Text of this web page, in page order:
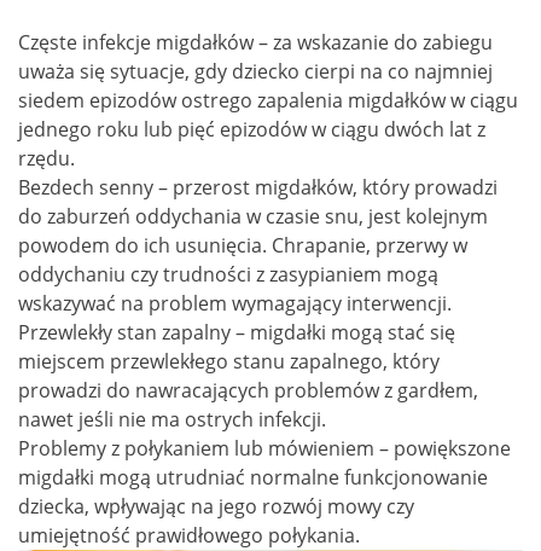
Częste infekcje migdałków – za wskazanie do zabiegu
uważa się sytuacje, gdy dziecko cierpi na co najmniej
siedem epizodów ostrego zapalenia migdałków w ciągu
jednego roku lub pięć epizodów w ciągu dwóch lat z
rzędu.
Bezdech senny – przerost migdałków, który prowadzi
do zaburzeń oddychania w czasie snu, jest kolejnym
powodem do ich usunięcia. Chrapanie, przerwy w
oddychaniu czy trudności z zasypianiem mogą
wskazywać na problem wymagający interwencji.
Przewlekły stan zapalny – migdałki mogą stać się
miejscem przewlekłego stanu zapalnego, który
prowadzi do nawracających problemów z gardłem,
nawet jeśli nie ma ostrych infekcji.
Problemy z połykaniem lub mówieniem – powiększone
migdałki mogą utrudniać normalne funkcjonowanie
dziecka, wpływając na jego rozwój mowy czy
umiejętność prawidłowego połykania.